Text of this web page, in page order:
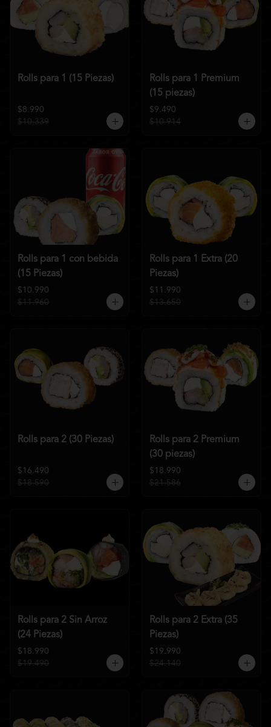
Rolls para 1 (15 Piezas)
$8.990
$10.339
Rolls para 1 Premium
(15 piezas)
$9.490
$10.914
Rolls para 1 con bebida
(15 Piezas)
$10.990
$11.960
Rolls para 1 Extra (20
Piezas)
$11.990
$13.650
Rolls para 2 (30 Piezas)
$16.490
$18.590
Rolls para 2 Premium
(30 piezas)
$18.990
$21.586
Rolls para 2 Sin Arroz
(24 Piezas)
$18.990
$19.490
Rolls para 2 Extra (35
Piezas)
$19.990
$24.140